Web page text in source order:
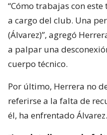
“Cómo trabajas con
a cargo del club. Una
(Álvarez)”, agregó
a palpar una
cuerpo técnico.
Por último, Herrera no
referirse a la falta de
él, ha enfrentado Álvarez.